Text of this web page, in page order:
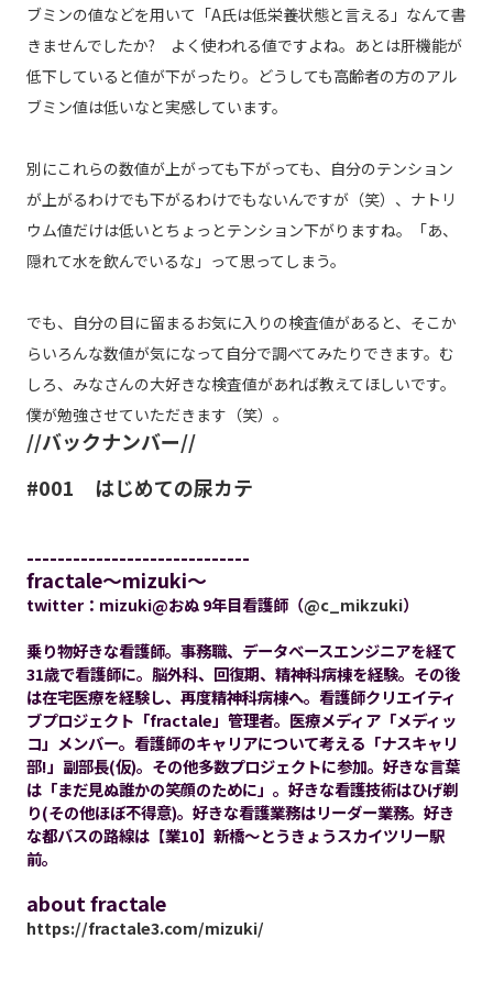
ブミンの値などを用いて「A氏は低栄養状態と言える」なんて書
きませんでしたか? よく使われる値ですよね。あとは肝機能が
低下していると値が下がったり。どうしても高齢者の方のアル
ブミン値は低いなと実感しています。
別にこれらの数値が上がっても下がっても、自分のテンション
が上がるわけでも下がるわけでもないんですが（笑）、ナトリ
ウム値だけは低いとちょっとテンション下がりますね。「あ、
隠れて水を飲んでいるな」って思ってしまう。
でも、自分の目に留まるお気に入りの検査値があると、そこか
らいろんな数値が気になって自分で調べてみたりできます。む
しろ、みなさんの大好きな検査値があれば教えてほしいです。
僕が勉強させていただきます（笑）。
//バックナンバー//
#001 はじめての尿カテ
-----------------------------
fractale～mizuki～
twitter：mizuki@おぬ 9年目看護師（@c_mikzuki）
乗り物好きな看護師。事務職、データベースエンジニアを経て
31歳で看護師に。脳外科、回復期、精神科病棟を経験。その後
は在宅医療を経験し、再度精神科病棟へ。看護師クリエイティ
ブプロジェクト「fractale」管理者。医療メディア「メディッ
コ」メンバー。看護師のキャリアについて考える「ナスキャリ
部!」副部長(仮)。その他多数プロジェクトに参加。好きな言葉
は「まだ見ぬ誰かの笑顔のために」。好きな看護技術はひげ剃
り(その他ほぼ不得意)。好きな看護業務はリーダー業務。好き
な都バスの路線は【業10】新橋～とうきょうスカイツリー駅
前。
about fractale
https://fractale3.com/mizuki/